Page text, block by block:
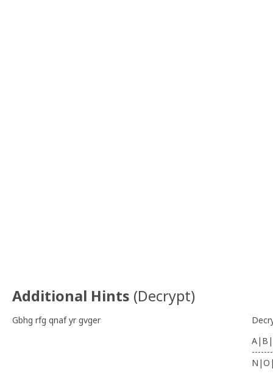
Additional Hints (Decrypt)
Gbhg rfg qnaf yr gvger